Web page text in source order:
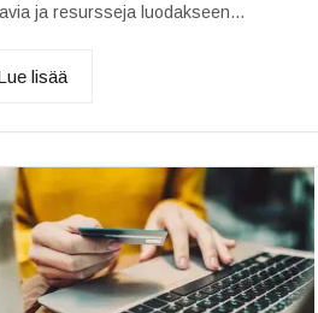
ja resursseja luodakseen...
lisää